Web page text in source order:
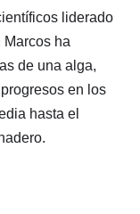
liderado
ha
de una alga,
en los
hasta el